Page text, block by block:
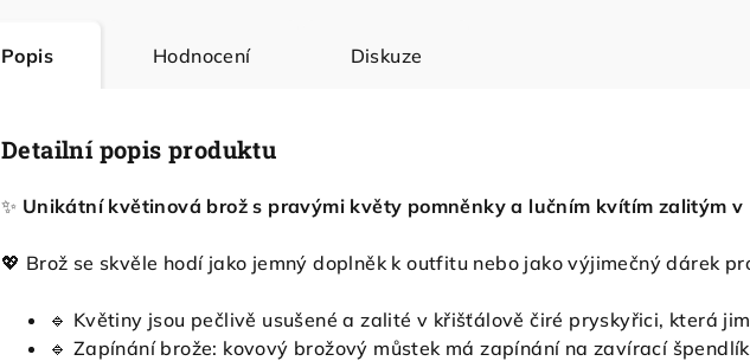
Popis Hodnocení Diskuze
Detailní popis produktu
✨ Unikátní květinová brož s pravými květy pomněnky a lučním kvítím zalitým
💖 Brož se skvěle hodí jako jemný doplněk k outfitu nebo jako výjimečný dárek
🔹 Květiny jsou pečlivě usušené a zalité v křišťálově čiré pryskyřici, která
🔹 Zapínání brože: kovový brožový můstek má zapínání na zavírací